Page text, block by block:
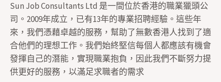
Sun Job Consultants Ltd 是一間位於香港的職業獵頭公
司。2009年成立，已有13年的專業招聘經驗。這些年
來，我們憑藉卓越的服務，幫助了無數香港人找到了適
合他們的理想工作。我們始終堅信每個人都應該有機會
發揮自己的潛能，實現職業抱負，因此我們不斷努力提
供更好的服務，以滿足求職者的需求